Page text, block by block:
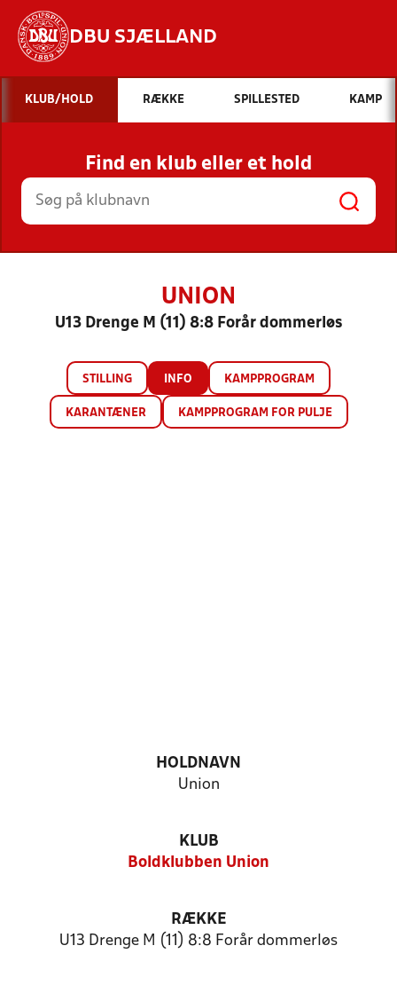
DBU SJÆLLAND
Hvad vil du søge efter?
INDHOLD OG NYHEDER
STILLINGER, RESULTATER, KLUBBER OG
HOLD
KLUB/HOLD RÆKKE SPILLESTED KAMP
Find en klub eller et hold
UNION
U13 Drenge M (11) 8:8 Forår dommerløs
STILLING INFO KAMPPROGRAM
KARANTÆNER KAMPPROGRAM FOR PULJE
HOLDNAVN
Union
KLUB
Boldklubben Union
RÆKKE
U13 Drenge M (11) 8:8 Forår dommerløs